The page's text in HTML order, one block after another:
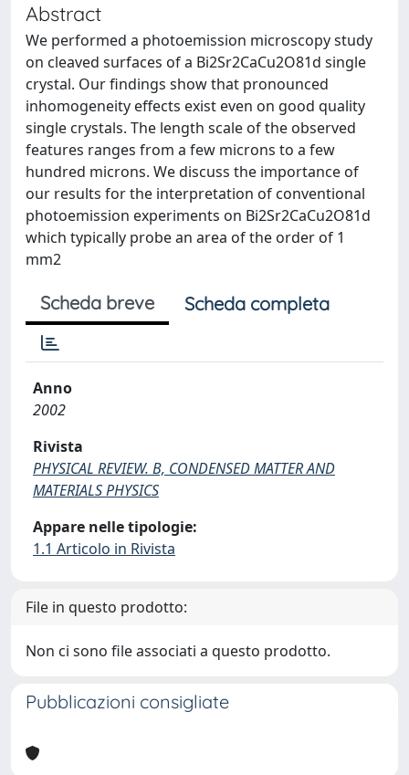
Abstract
We performed a photoemission microscopy study
on cleaved surfaces of a Bi2Sr2CaCu2O81d single
crystal. Our findings show that pronounced
inhomogeneity effects exist even on good quality
single crystals. The length scale of the observed
features ranges from a few microns to a few
hundred microns. We discuss the importance of
our results for the interpretation of conventional
photoemission experiments on Bi2Sr2CaCu2O81d
which typically probe an area of the order of 1
mm2
Scheda breve Scheda completa
Anno
2002
Rivista
PHYSICAL REVIEW. B, CONDENSED MATTER AND
MATERIALS PHYSICS
Appare nelle tipologie:
1.1 Articolo in Rivista
File in questo prodotto:
Non ci sono file associati a questo prodotto.
Pubblicazioni consigliate